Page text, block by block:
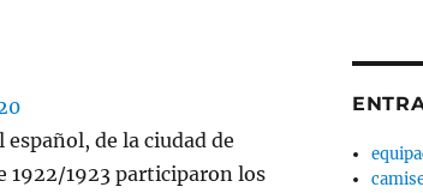
de la ciudad de
1922/1923 participaron los